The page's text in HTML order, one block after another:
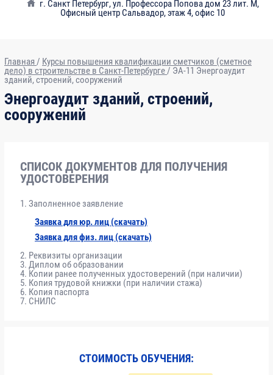
г. Санкт Петербург,ул. Профессора Попова дом 23 лит. М,
Офисный центр Сальвадор, этаж 4, офис 10
Главная / Курсы повышения квалификации сметчиков (сметное
дело) в строительстве в Санкт-Петербурге/ ЭА-11 Энергоаудит
зданий, строений, сооружений
Энергоаудит зданий, строений,
сооружений
СПИСОК ДОКУМЕНТОВ ДЛЯ ПОЛУЧЕНИЯ
УДОСТОВЕРЕНИЯ
Заполненное заявление
Заявка для юр. лиц (скачать)
Заявка для физ. лиц (скачать)
Реквизиты организации
Диплом об образовании
Копии ранее полученных удостоверений (при наличии)
Копия трудовой книжки (при наличии стажа)
Копия паспорта
СНИЛС
СТОИМОСТЬ ОБУЧЕНИЯ:
Наименование модулей и разделов
часов
1 Модуль 1. Нормативно - правовая
энергетического обследования
1.1 Нормативно-правовая база.
Методология проведения
энергетического обследования.
1.2 Нормативно-правовая база